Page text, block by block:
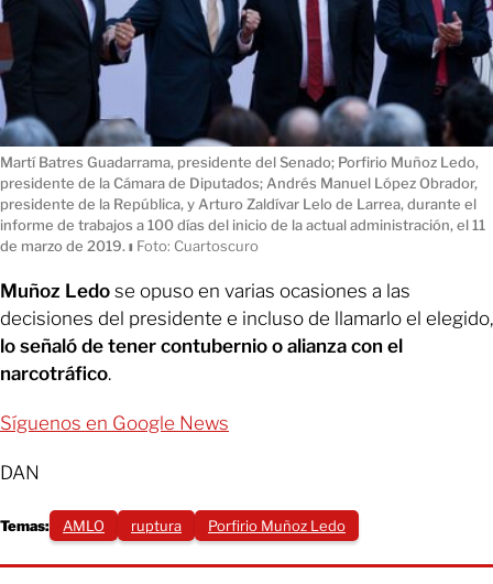
Martí Batres Guadarrama, presidente del Senado; Porfirio Muñoz Ledo,
presidente de la Cámara de Diputados; Andrés Manuel López Obrador,
presidente de la República, y Arturo Zaldívar Lelo de Larrea, durante el
informe de trabajos a 100 días del inicio de la actual administración, el 11
de marzo de 2019.ı Foto: Cuartoscuro
Muñoz Ledo se opuso en varias ocasiones a las
decisiones del presidente e incluso de llamarlo el elegido,
lo señaló de tener contubernio o alianza con el
narcotráfico.
Síguenos en Google News
DAN
Temas: AMLO ruptura Porfirio Muñoz Ledo